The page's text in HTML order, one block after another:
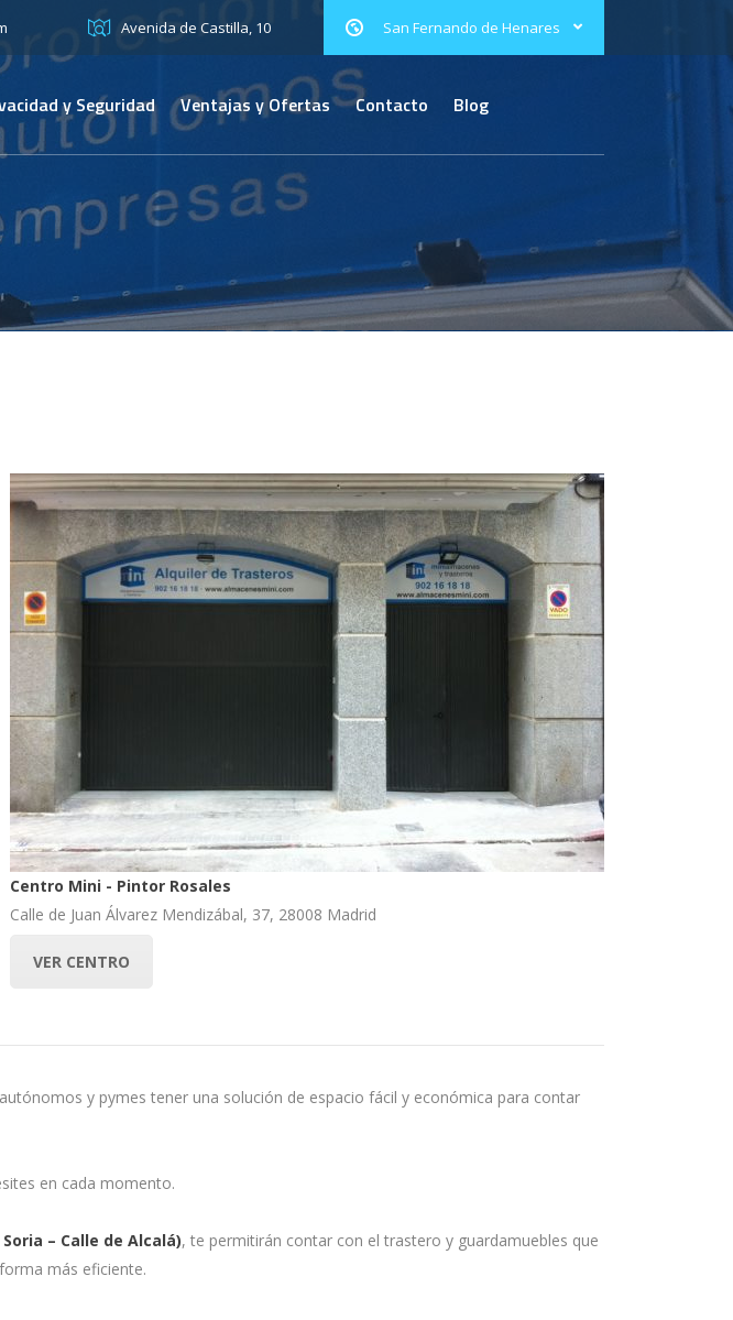
San Fernando de Henares
Avenida de Castilla, 10
y Seguridad Ventajas y Ofertas Contacto Blog
Centro Mini - Pintor Rosales
Calle de Juan Álvarez Mendizábal, 37, 28008 Madrid
VER CENTRO
y pymes tener una solución de espacio fácil y económica para contar
en cada momento.
– Calle de Alcalá), te permitirán contar con el trastero y guardamuebles que
más eficiente.